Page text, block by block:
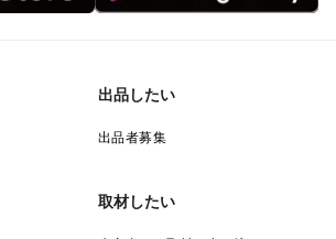
出品したい
出品者募集
取材したい